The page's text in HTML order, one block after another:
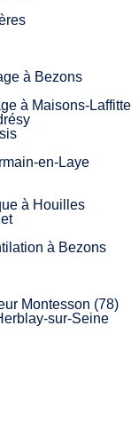
à Bezons
à Maisons-Laffitte
en-Laye
à Houilles
à Bezons
Montesson (78)
sur-Seine